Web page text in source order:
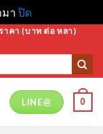
า ปิด
าคา (บาท ต่อ หลา)
LINE@ 0